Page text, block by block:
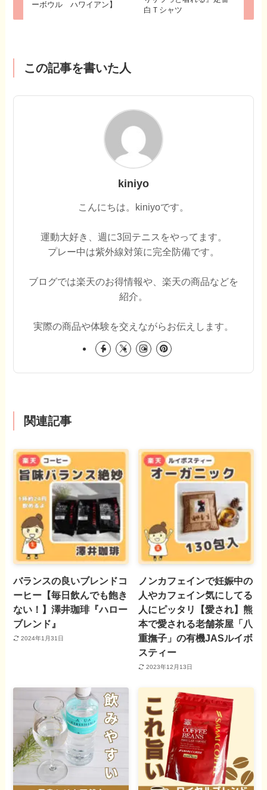
ーボウル ハワイアン】
白Ｔシャツ
この記事を書いた人
kiniyo
こんにちは。kiniyoです。
運動大好き、週に3回テニスをやってます。
プレー中は紫外線対策に完全防備です。
ブログでは楽天のお得情報や、楽天の商品などを
紹介。
実際の商品や体験を交えながらお伝えします。
関連記事
バランスの良いブレンドコ
ーヒー【毎日飲んでも飽き
ない！】澤井珈琲『ハロー
ブレンド』
2024年1月31日
ノンカフェインで妊娠中の
人やカフェイン気にしてる
人にピッタリ【愛され】熊
本で愛される老舗茶屋「八
重撫子」の有機JASルイボ
スティー
2023年12月13日